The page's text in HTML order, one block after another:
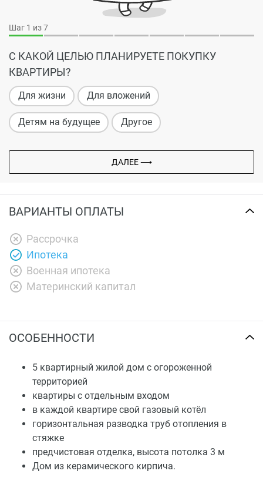
Шаг 1 из 7
С КАКОЙ ЦЕЛЬЮ ПЛАНИРУЕТЕ ПОКУПКУ
КВАРТИРЫ?
Для жизни Для вложений
Детям на будущее Другое
ДАЛЕЕ ⟶
ВАРИАНТЫ ОПЛАТЫ
Рассрочка
Ипотека
Военная ипотека
Материнский капитал
ОСОБЕННОСТИ
5 квартирный жилой дом с огороженной
территорией
квартиры с отдельным входом
в каждой квартире свой газовый котёл
горизонтальная разводка труб отопления в
стяжке
предчистовая отделка, высота потолка 3 м
Дом из керамического кирпича.